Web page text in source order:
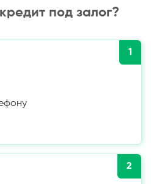
под залог?
1
2